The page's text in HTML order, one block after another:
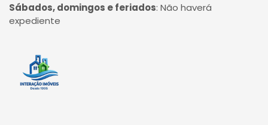
Sábados, domingos e feriados: Não haverá
expediente
Página inicial